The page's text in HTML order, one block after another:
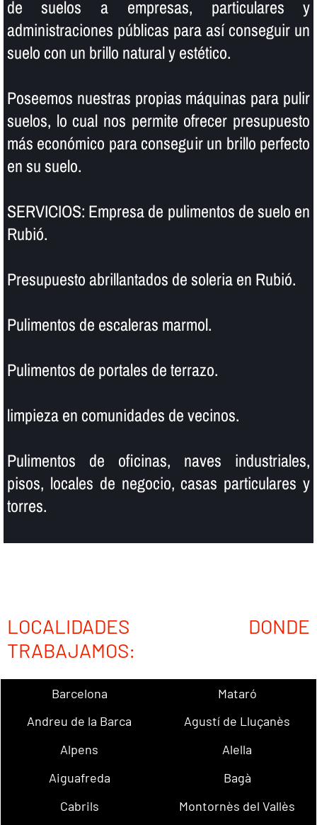
de suelos a empresas, particulares y
administraciones públicas para así­ conseguir un
suelo con un brillo natural y estético.
Poseemos nuestras propias máquinas para pulir
suelos, lo cual nos permite ofrecer presupuesto
más económico para conseguir un brillo perfecto
en su suelo.
SERVICIOS: Empresa de pulimentos de suelo en
Rubió.
Presupuesto abrillantados de soleria en Rubió.
Pulimentos de escaleras marmol.
Pulimentos de portales de terrazo.
limpieza en comunidades de vecinos.
Pulimentos de oficinas, naves industriales,
pisos, locales de negocio, casas particulares y
torres.
LOCALIDADES DONDE
TRABAJAMOS:
Barcelona
Mataró
Andreu de la Barca
Agustí de Lluçanès
Alpens
Alella
Aiguafreda
Bagà
Cabrils
Montornès del Vallès